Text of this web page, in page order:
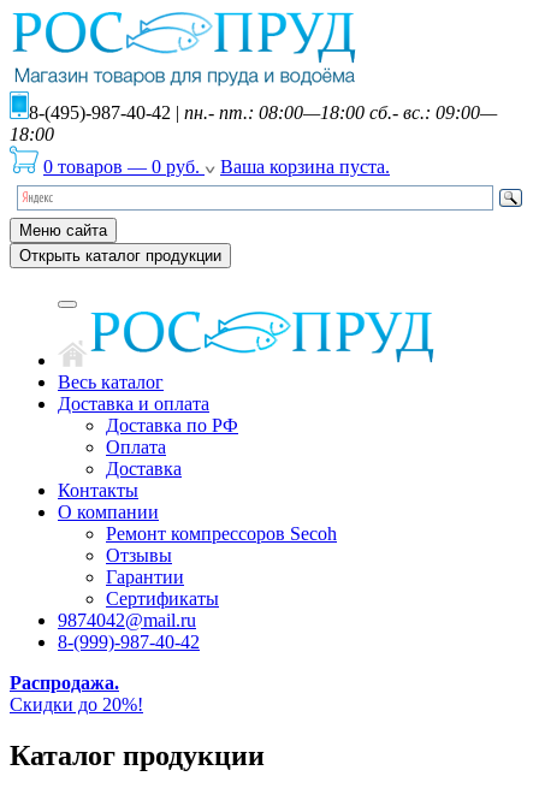
8-(495)-987-40-42 | пн.- пт.: 08:00—18:00 сб.- вс.: 09:00—
18:00
0 товаров — 0 руб. Ваша корзина пуста.
Меню сайта
Открыть каталог продукции
Весь каталог
Доставка и оплата
Доставка по РФ
Оплата
Доставка
Контакты
О компании
Ремонт компрессоров Secoh
Отзывы
Гарантии
Сертификаты
9874042@mail.ru
8-(999)-987-40-42
Распродажа.
Скидки до 20%!
Каталог продукции